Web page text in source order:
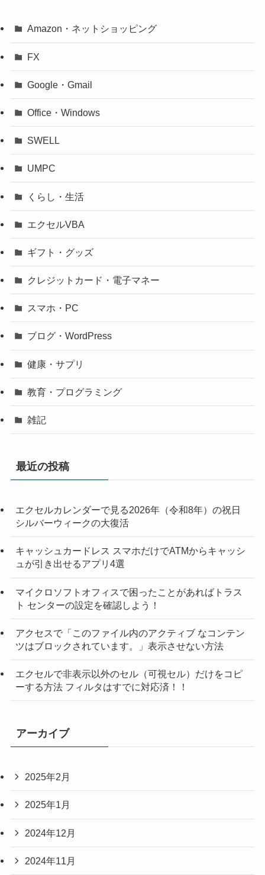
Amazon・ネットショッピング
FX
Google・Gmail
Office・Windows
SWELL
UMPC
くらし・生活
エクセルVBA
ギフト・グッズ
クレジットカード・電子マネー
スマホ・PC
ブログ・WordPress
健康・サプリ
教育・プログラミング
雑記
最近の投稿
エクセルカレンダーで見る2026年（令和8年）の祝日
シルバーウィークの大復活
キャッシュカードレス スマホだけでATMからキャッシ
ュが引き出せるアプリ4選
マイクロソフトオフィスで困ったことがあればトラス
ト センターの設定を確認しよう！
アクセスで「このファイル内のアクティブ なコンテン
ツはブロックされています。」表示させない方法
エクセルで非表示以外のセル（可視セル）だけをコピ
ーする方法 フィルタはすでに対応済！！
アーカイブ
2025年2月
2025年1月
2024年12月
2024年11月